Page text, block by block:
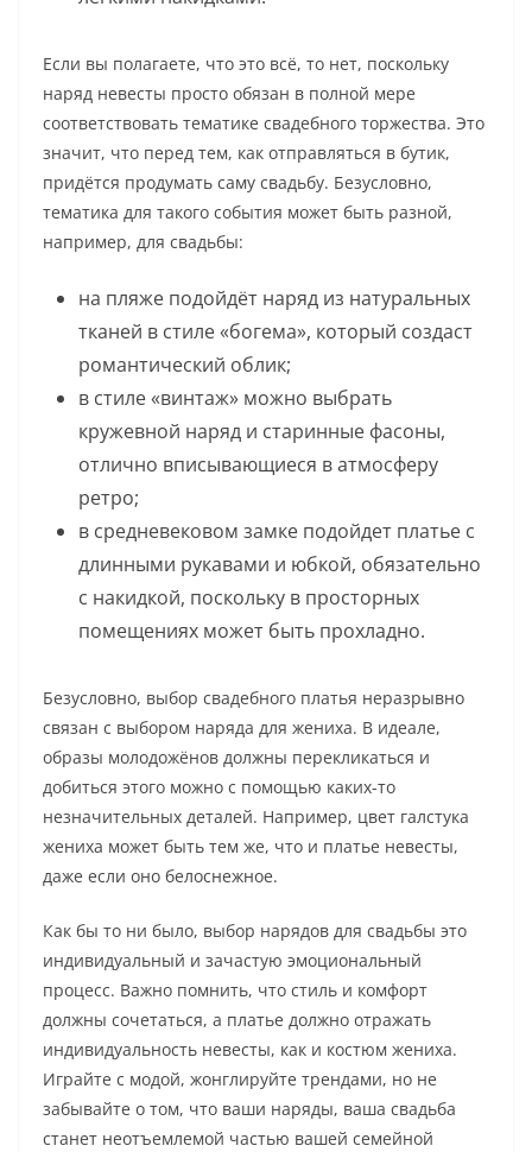
Если вы полагаете, что это всё, то нет, поскольку
наряд невесты просто обязан в полной мере
соответствовать тематике свадебного торжества. Это
значит, что перед тем, как отправляться в бутик,
придётся продумать саму свадьбу. Безусловно,
тематика для такого события может быть разной,
например, для свадьбы:
на пляже подойдёт наряд из натуральных
тканей в стиле «богема», который создаст
романтический облик;
в стиле «винтаж» можно выбрать
кружевной наряд и старинные фасоны,
отлично вписывающиеся в атмосферу
ретро;
в средневековом замке подойдет платье с
длинными рукавами и юбкой, обязательно
с накидкой, поскольку в просторных
помещениях может быть прохладно.
Безусловно, выбор свадебного платья неразрывно
связан с выбором наряда для жениха. В идеале,
образы молодожёнов должны перекликаться и
добиться этого можно с помощью каких-то
незначительных деталей. Например, цвет галстука
жениха может быть тем же, что и платье невесты,
даже если оно белоснежное.
Как бы то ни было, выбор нарядов для свадьбы это
индивидуальный и зачастую эмоциональный
процесс. Важно помнить, что стиль и комфорт
должны сочетаться, а платье должно отражать
индивидуальность невесты, как и костюм жениха.
Играйте с модой, жонглируйте трендами, но не
забывайте о том, что ваши наряды, ваша свадьба
станет неотъемлемой частью вашей семейной